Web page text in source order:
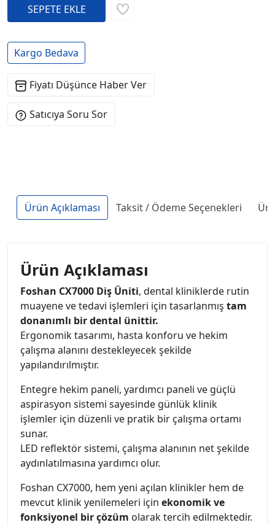
Kargo Bedava
Fiyatı Düşünce Haber Ver
Satıcıya Soru Sor
Ürün Açıklaması Taksit / Ödeme Seçenekleri
Ürün Açıklaması
Foshan CX7000 Diş Üniti, dental kliniklerde rutin
muayene ve tedavi işlemleri için tasarlanmış tam
donanımlı bir dental ünittir.
Ergonomik tasarımı, hasta konforu ve hekim
çalışma alanını destekleyecek şekilde
yapılandırılmıştır.
Entegre hekim paneli, yardımcı paneli ve güçlü
aspirasyon sistemi sayesinde günlük klinik
işlemler için düzenli ve pratik bir çalışma ortamı
sunar.
LED reflektör sistemi, çalışma alanının net şekilde
aydınlatılmasına yardımcı olur.
Foshan CX7000, hem yeni açılan klinikler hem de
mevcut klinik yenilemeleri için ekonomik ve
fonksiyonel bir çözüm olarak tercih edilmektedir.